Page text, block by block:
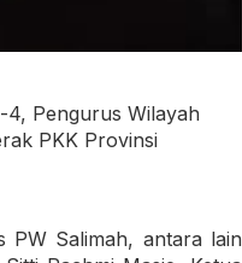
Pengurus Wilayah
PKK Provinsi
PW Salimah, antara lain